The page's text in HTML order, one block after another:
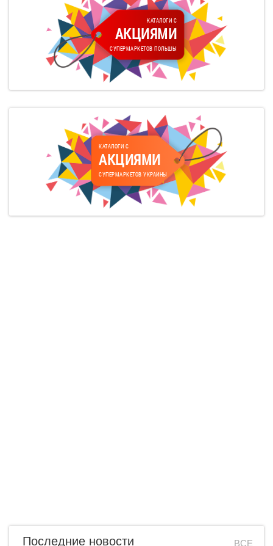
КАТАЛОГИ С
АКЦИЯМИ
СУПЕРМАРКЕТОВ ПОЛЬШЫ
КАТАЛОГИ С
АКЦИЯМИ
СУПЕРМАРКЕТОВ УКРАИНЫ
Последние новости ВСЕ